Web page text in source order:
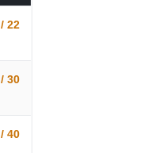
22
30
40